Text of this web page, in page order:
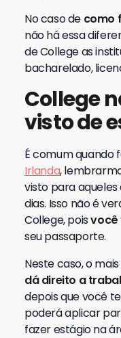
No caso de como
não há essa
de College as
bacharelado,
College
visto de
É comum quando
Irlanda,
visto para
dias. Isso não é
College, poisvocê
seu passaporte.
Neste caso, o
dá direito a
depois que você
poderá aplicar
fazer estágio na